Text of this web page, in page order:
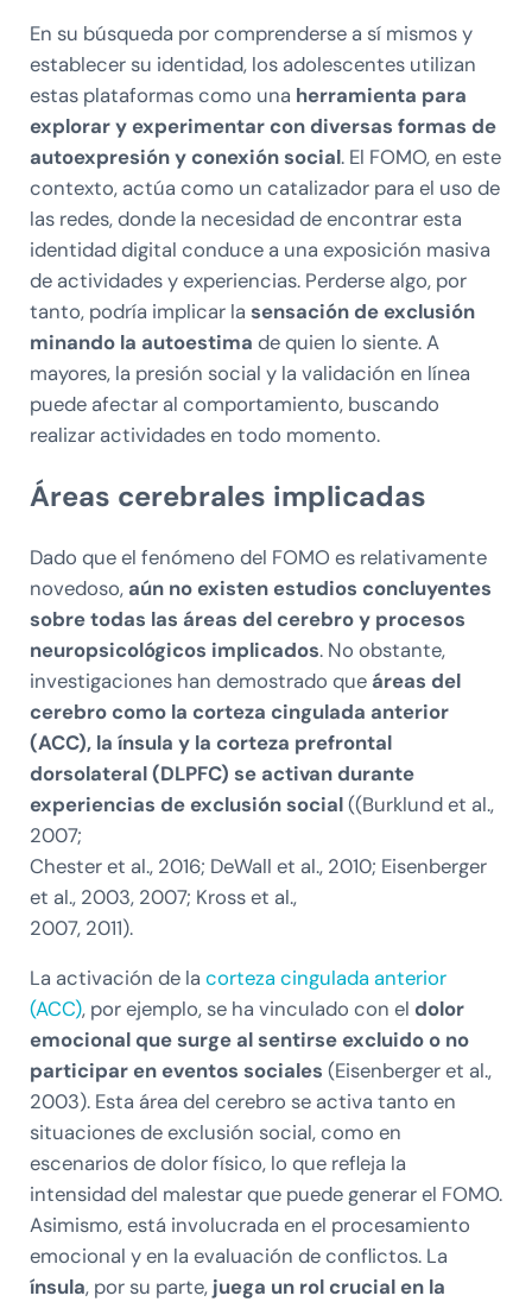
En su búsqueda por comprenderse a sí mismos y
establecer su identidad, los adolescentes utilizan
estas plataformas como una herramienta para
explorar y experimentar con diversas formas de
autoexpresión y conexión social. El FOMO, en este
contexto, actúa como un catalizador para el uso de
las redes, donde la necesidad de encontrar esta
identidad digital conduce a una exposición masiva
de actividades y experiencias. Perderse algo, por
tanto, podría implicar la sensación de exclusión
minando la autoestima de quien lo siente. A
mayores, la presión social y la validación en línea
puede afectar al comportamiento, buscando
realizar actividades en todo momento.
Áreas cerebrales implicadas
Dado que el fenómeno del FOMO es relativamente
novedoso, aún no existen estudios concluyentes
sobre todas las áreas del cerebro y procesos
neuropsicológicos implicados. No obstante,
investigaciones han demostrado que áreas del
cerebro como la corteza cingulada anterior
(ACC), la ínsula y la corteza prefrontal
dorsolateral (DLPFC) se activan durante
experiencias de exclusión social((Burklund et al.,
2007;
Chester et al., 2016; DeWall et al., 2010; Eisenberger
et al., 2003, 2007; Kross et al.,
2007, 2011).
La activación de la corteza cingulada anterior
(ACC), por ejemplo, se ha vinculado con el dolor
emocional que surge al sentirse excluido o no
participar en eventos sociales (Eisenberger et al.,
2003). Esta área del cerebro se activa tanto en
situaciones de exclusión social, como en
escenarios de dolor físico, lo que refleja la
intensidad del malestar que puede generar el FOMO.
Asimismo, está involucrada en el procesamiento
emocional y en la evaluación de conflictos. La
ínsula, por su parte, juega un rol crucial en la